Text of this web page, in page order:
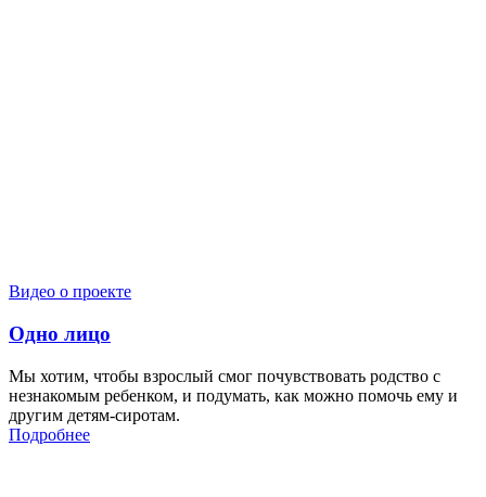
Видео о проекте
Одно лицо
Мы хотим, чтобы взрослый смог почувствовать родство с
незнакомым ребенком, и подумать, как можно помочь ему и
другим детям-сиротам.
Подробнее